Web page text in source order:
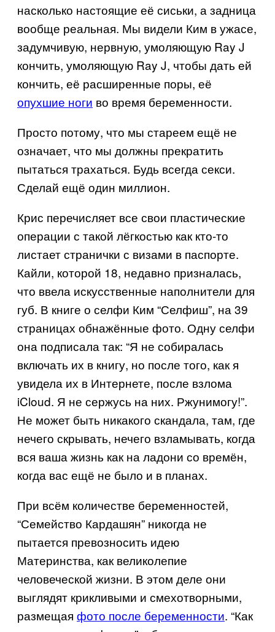
насколько настоящие её сиськи, а задница
вообще реальная. Мы видели Ким в ужасе,
задумчивую, нервную, умоляющую Ray J
кончить, умоляющую Ray J, чтобы дать ей
кончить, её расширенные поры, её
опухшие ноги во время беременности.
Просто потому, что мы стареем ещё не
означает, что мы должны прекратить
пытаться трахаться. Будь всегда секси.
Сделай ещё один миллион.
Крис перечисляет все свои пластические
операции с такой лёгкостью как кто-то
листает странички с визами в паспорте.
Кайли, которой 18, недавно призналась,
что ввела искусственные наполнители для
губ. В книге о селфи Ким “Селфиш”, на 39
страницах обнажённые фото. Одну селфи
она подписала так: “Я не собиралась
включать их в книгу, но после того, как я
увидела их в Интернете, после взлома
iCloud. Я не сержусь на них. Ржунимогу!”.
Не может быть никакого скандала, там, где
нечего скрывать, нечего взламывать, когда
вся ваша жизнь как на ладони со времён,
когда вас ещё не было и в планах.
При всём количестве беременностей,
“Семейство Кардашян” никогда не
пытается превозносить идею
Материнства, как великолепие
человеческой жизни. В этом деле они
выглядят крикливыми и смехотворными,
размещая фото после беременности. “Как